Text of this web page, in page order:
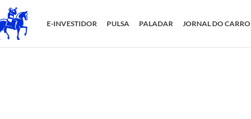
E-INVESTIDOR PULSA PALADAR JORNAL DO CARRO